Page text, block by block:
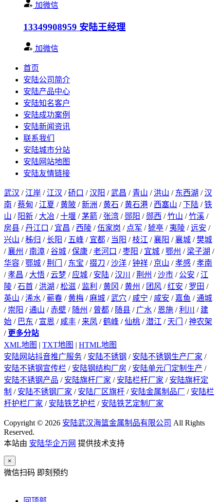
加微信
13349908959 安陆王经理
加微信
首页
安陆公司简介
安陆产品中心
安陆知名客户
安陆成功案例
安陆新闻资讯
联系我们
安陆城市分站
安陆网站地图
安陆友情链接
武汉 / 江岸 / 江汉 /硚口 /汉阳 /武昌 / 青山 / 洪山 / 东西湖 /汉
南 /蔡甸 / 江夏 /黄陂 /新洲 /黄石 /黄石港 / 西塞山 /下陆 /铁
山 / 阳新 / 大冶 /十堰 /茅箭 / 张湾 / 郧阳 / 郧西 /竹山 /竹溪 /
房县 /丹江口 / 宜昌 / 西陵 /伍家岗 / 点军 /猇亭 / 夷陵 /远安 /
兴山 /秭归 /长阳 / 五峰 / 宜都 / 当阳 /枝江 /襄阳 /襄城 /樊城
/襄州 / 南漳 /谷城 /保康 /老河口 /枣阳 / 宜城 /鄂州 / 梁子湖 /
华容 /鄂城 /荆门 / 东宝 /掇刀 /沙洋 /钟祥 / 京山 /孝感 /孝南
/孝昌 / 大悟 /云梦 / 应城 / 安陆 /汉川 /荆州 /沙市 / 公安 / 江
陵 /石首 / 洪湖 /松滋 / 监利 /黄冈 /黄州 / 团风 /红安 / 罗田 /
英山 /浠水 /蕲春 /黄梅 / 麻城 /武穴 / 咸宁 / 咸安 / 嘉鱼 /通城
/ 崇阳 /通山 /赤壁 / 随州 / 曾都 / 随县 / 广水 / 恩施 /利川 / 建
始 / 巴东 / 宣恩 / 咸丰 / 来凤 /鹤峰 /仙桃 /潜江 / 天门 /神农架
/ 更多分站
XML地图 | TXT地图 | HTML地图
安陆网站抖音推广服务 / 安陆不锈钢 / 安陆不锈钢生产厂家 /
安陆不锈钢宣传栏 / 安陆钢结构厂房 / 安陆单元门定制生产 /
安陆不锈钢产品 / 安陆旗杆厂家 / 安陆栏杆厂家 / 安陆旗杆定
制 / 安陆不锈钢厂家 / 安陆厂区旗杆 / 安陆金属制品厂 / 安陆栏
杆护栏厂家 / 安陆铁艺护栏 / 安陆铁艺定制厂家
Copyright © 2026 安陆武汉海篮金属制品有限公司 All Rights
Reserved.
本站由 安陆华企万网 提供技术支持
×
微信扫码 即刻预约